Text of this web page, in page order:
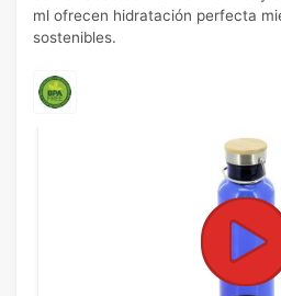
ml ofrecen hidratación perfecta
sostenibles.